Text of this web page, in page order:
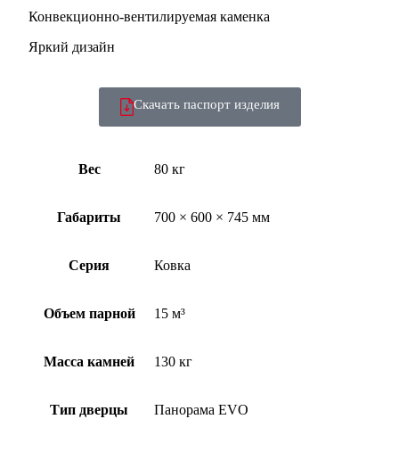
Конвекционно-вентилируемая каменка
Яркий дизайн
Скачать паспорт изделия
Вес 80 кг
Габариты 700 × 600 × 745 мм
Серия Ковка
Объем парной 15 м³
Масса камней 130 кг
Тип дверцы Панорама EVO